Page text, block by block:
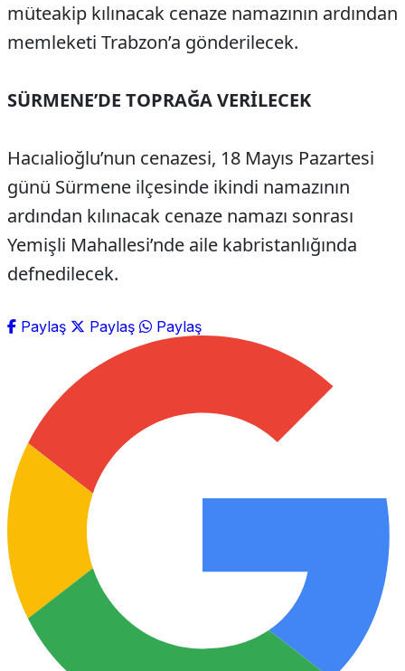
müteakip kılınacak cenaze namazının ardından
memleketi Trabzon’a gönderilecek.
SÜRMENE’DE TOPRAĞA VERİLECEK
Hacıalioğlu’nun cenazesi, 18 Mayıs Pazartesi
günü Sürmene ilçesinde ikindi namazının
ardından kılınacak cenaze namazı sonrası
Yemişli Mahallesi’nde aile kabristanlığında
defnedilecek.
Paylaş Paylaş Paylaş